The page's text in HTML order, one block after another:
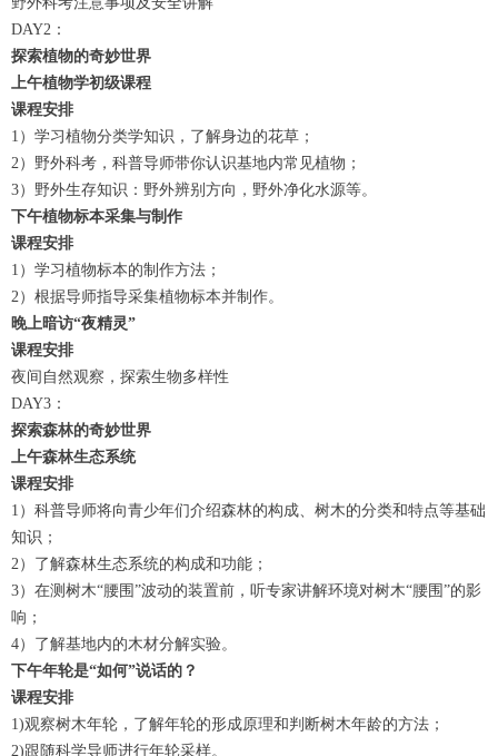
DAY2：
探索植物的奇妙世界
上午植物学初级课程
课程安排
1）学习植物分类学知识，了解身边的花草；
2）野外科考，科普导师带你认识基地内常见植物；
3）野外生存知识：野外辨别方向，野外净化水源等。
下午植物标本采集与制作
课程安排
1）学习植物标本的制作方法；
2）根据导师指导采集植物标本并制作。
晚上暗访“夜精灵”
课程安排
夜间自然观察，探索生物多样性
DAY3：
探索森林的奇妙世界
上午森林生态系统
课程安排
1）科普导师将向青少年们介绍森林的构成、树木的分类和特点等基础
知识；
2）了解森林生态系统的构成和功能；
3）在测树木“腰围”波动的装置前，听专家讲解环境对树木“腰围”的影
响；
4）了解基地内的木材分解实验。
下午年轮是“如何”说话的？
课程安排
1)观察树木年轮，了解年轮的形成原理和判断树木年龄的方法；
2)跟随科学导师进行年轮采样。